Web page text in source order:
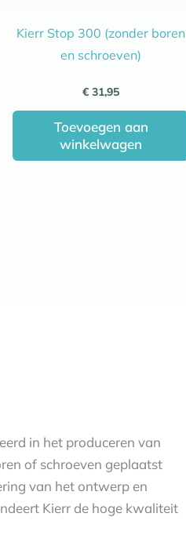
Kierr Stop 300 (zonder boren
en schroeven)
€ 31,95
Toevoegen aan
winkelwagen
in het produceren van
of schroeven geplaatst
van het ontwerp en
Kierr de hoge kwaliteit